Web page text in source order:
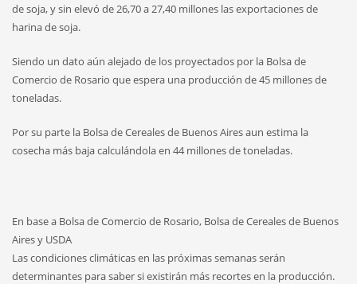
de soja, y sin elevó de 26,70 a 27,40 millones las exportaciones de
harina de soja.
Siendo un dato aún alejado de los proyectados por la Bolsa de
Comercio de Rosario que espera una producción de 45 millones de
toneladas.
Por su parte la Bolsa de Cereales de Buenos Aires aun estima la
cosecha más baja calculándola en 44 millones de toneladas.
En base a Bolsa de Comercio de Rosario, Bolsa de Cereales de Buenos
Aires y USDA
Las condiciones climáticas en las próximas semanas serán
determinantes para saber si existirán más recortes en la producción.